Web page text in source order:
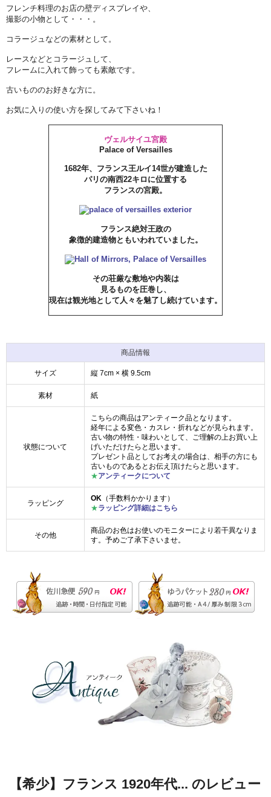
フレンチ料理のお店の壁ディスプレイや、
撮影の小物として・・・。
コラージュなどの素材として。
レースなどとコラージュして、
フレームに入れて飾っても素敵です。
古いもののお好きな方に。
お気に入りの使い方を探してみて下さいね！
ヴェルサイユ宮殿
Palace of Versailles
1682年、フランス王ルイ14世が建造した
パリの南西22キロに位置する
フランスの宮殿。
フランス絶対王政の
象徴的建造物ともいわれていました。
その荘厳な敷地や内装は
見るものを圧巻し、
現在は観光地として人々を魅了し続けています。
商品情報
サイズ 縦 7cm × 横 9.5cm
素材 紙
状態について
こちらの商品はアンティーク品となります。
経年による変色・カスレ・折れなどが見られます。
古い物の特性・味わいとして、ご理解の上お買い上
げいただけたらと思います。
プレゼント品としてお考えの場合は、相手の方にも
古いものであるとお伝え頂けたらと思います。
★アンティークについて
ラッピング
OK （手数料かかります）
★ラッピング詳細はこちら
その他
商品のお色はお使いのモニターにより若干異なりま
す。予めご了承下さいませ。
【希少】フランス 1920年代... のレビュー